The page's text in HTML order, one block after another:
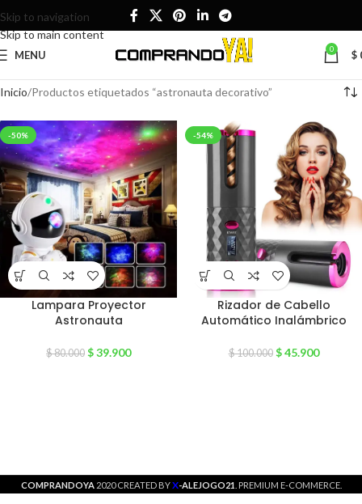
Skip to navigation
Skip to main content
MENU 0 $
Inicio Productos etiquetados “astronauta decorativo”
-50%
Lampara Proyector
Astronauta
$80.000 $39.900
-54%
Rizador de Cabello
Automático Inalámbrico
$100.000 $45.900
COMPRANDOYA 2020 CREATED BYX-ALEJOGO21 . PREMIUM E-COMMERCE.